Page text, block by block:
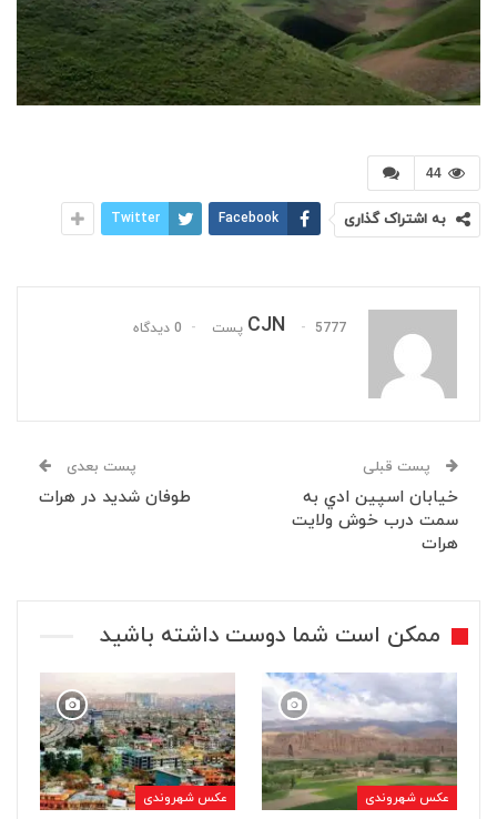
44
به اشتراک گذاری Facebook
Twitter
CJN 5777 پست 0 دیدگاه
پست قبلی
خيابان اسپين ادي به
سمت درب خوش ولایت
هرات
پست بعدی
طوفان شدید در هرات
ممکن است شما دوست داشته باشید
عکس شهروندی عکس شهروندی